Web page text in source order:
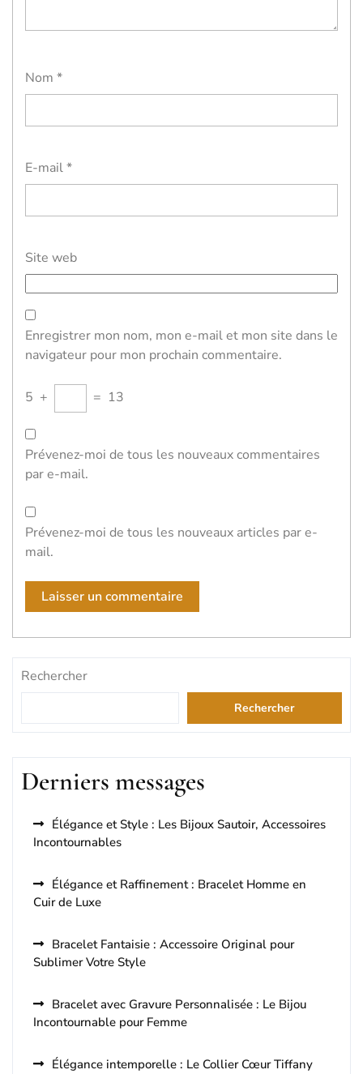
Nom *
E-mail*
Site web
Enregistrer mon nom, mon e-mail et mon site dans le
navigateur pour mon prochain commentaire.
5 + = 13
Prévenez-moi de tous les nouveaux commentaires
par e-mail.
Prévenez-moi de tous les nouveaux articles par e-
mail.
Rechercher
Rechercher
Derniers messages
Élégance et Style : Les Bijoux Sautoir, Accessoires
Incontournables
Élégance et Raffinement : Bracelet Homme en
Cuir de Luxe
Bracelet Fantaisie : Accessoire Original pour
Sublimer Votre Style
Bracelet avec Gravure Personnalisée : Le Bijou
Incontournable pour Femme
Élégance intemporelle : Le Collier Cœur Tiffany